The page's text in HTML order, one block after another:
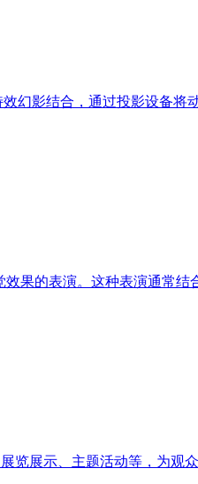
幻影结合，通过投影设备
效果的表演。这种表演通常
览展示、主题活动等，为观